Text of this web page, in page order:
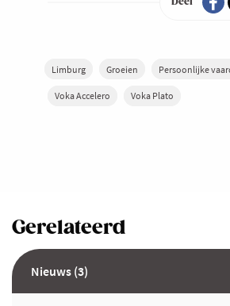
Limburg Groeien Persoonlijke
Voka Accelero Voka Plato
Gerelateerd
Nieuws (3)